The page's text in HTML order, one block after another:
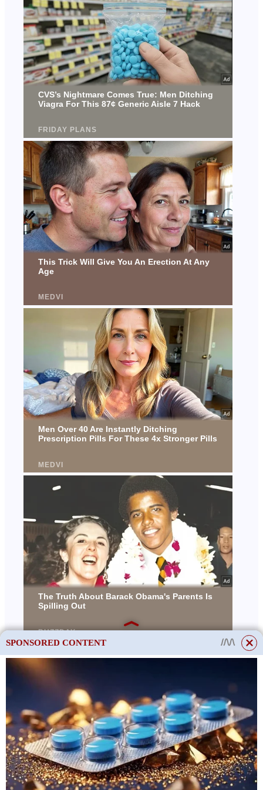
SPONSORED CONTENT